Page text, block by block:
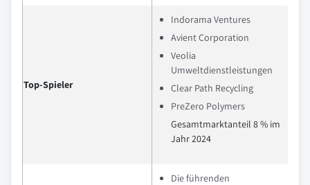
Top-Spieler
Indorama Ventures
Avient Corporation
Veolia
Umweltdienstleistungen
Clear Path Recycling
PreZero Polymers
Gesamtmarktanteil 8 % im
Jahr 2024
Die führenden